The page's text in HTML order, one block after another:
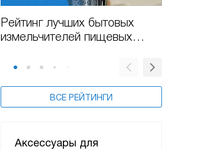
Рейтинг лучших бытовых
измельчителей пищевых
году
ВСЕ РЕЙТИНГИ
Аксессуары для